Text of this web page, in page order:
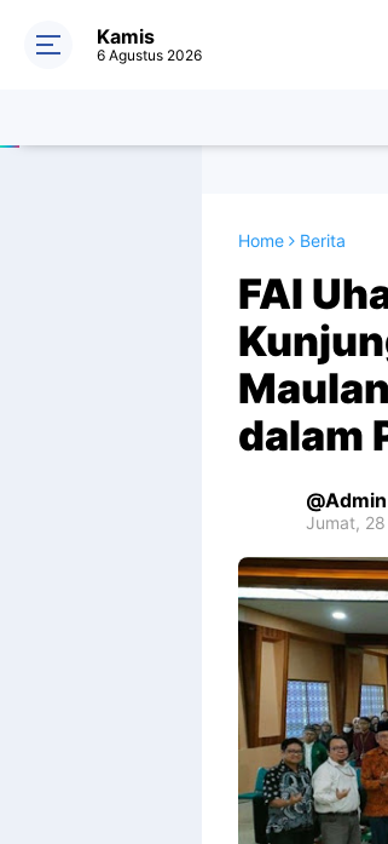
Kamis
6 Agustus 2026
Home Berita
FAI
dalam
Admin
Jumat,